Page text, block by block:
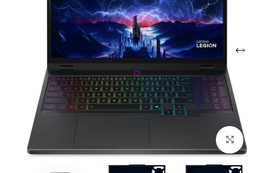
بزرگنمایی تصویر